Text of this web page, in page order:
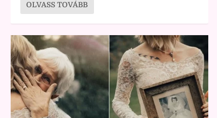
OLVASS TOVÁBB